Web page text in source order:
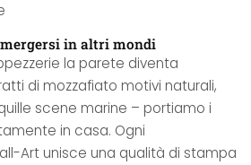
in altri mondi
la parete diventa
di mozzafiato motivi naturali,
scene marine – portiamo i
in casa. Ogni
Art unisce una qualità di stampa